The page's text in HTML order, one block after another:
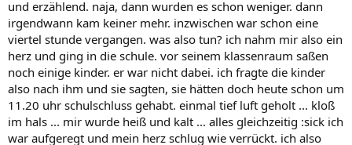
und erzählend. naja, dann wurden es schon weniger. dann
irgendwann kam keiner mehr. inzwischen war schon eine
viertel stunde vergangen. was also tun? ich nahm mir also ein
herz und ging in die schule. vor seinem klassenraum saßen
noch einige kinder. er war nicht dabei. ich fragte die kinder
also nach ihm und sie sagten, sie hätten doch heute schon um
11.20 uhr schulschluss gehabt. einmal tief luft geholt ... kloß
im hals ... mir wurde heiß und kalt ... alles gleichzeitig :sick ich
war aufgeregt und mein herz schlug wie verrückt. ich also